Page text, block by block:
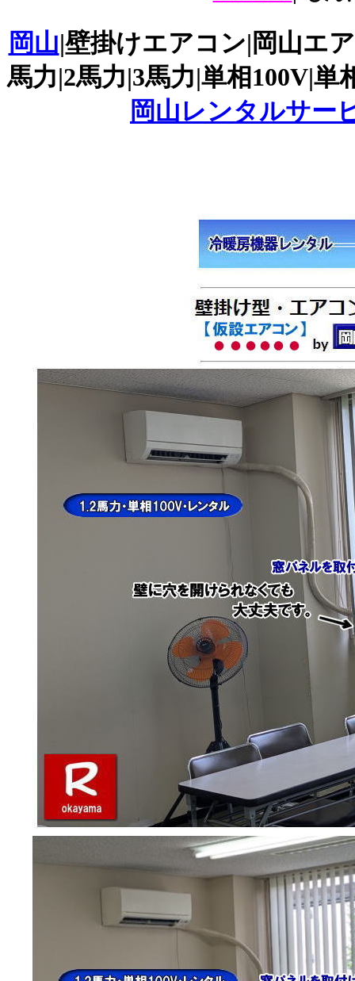
岡山|壁掛けエアコン|岡山エ
馬力|2馬力|3馬力|単相100V|
岡山レンタルサー